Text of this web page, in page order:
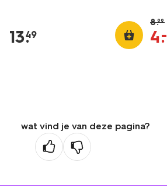
13.
49
8.99
4.
–
wat vind je van deze pagina?